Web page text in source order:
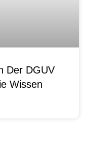
Der DGUV
Wissen